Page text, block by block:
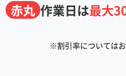
赤丸 作業日は最大
※割引率については